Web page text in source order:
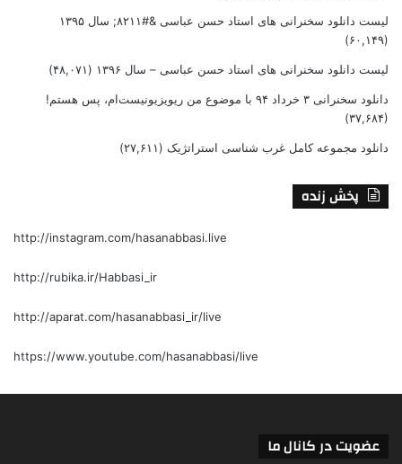
لیست دانلود سخنرانی های استاد حسن عباسی &#۸۲۱۱; سال ۱۳۹۵
(۶۰,۱۴۹)
لیست دانلود سخنرانی های استاد حسن عباسی – سال ۱۳۹۶ (۴۸,۰۷۱)
دانلود سخنرانی ۳ خرداد ۹۴ با موضوع من ریویزیونیست‌ام، پس هستم!
(۳۷,۶۸۴)
دانلود مجموعه کامل غرب شناسی استراتژیک (۲۷,۶۱۱)
پخش زنده
http://instagram.com/hasanabbasi.live
http://rubika.ir/Habbasi_ir
http://aparat.com/hasanabbasi_ir/live
https://www.youtube.com/hasanabbasi/live
عضویت در کانال ما